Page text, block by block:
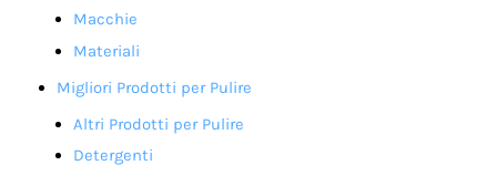
Macchie
Materiali
Migliori Prodotti per Pulire
Altri Prodotti per Pulire
Detergenti